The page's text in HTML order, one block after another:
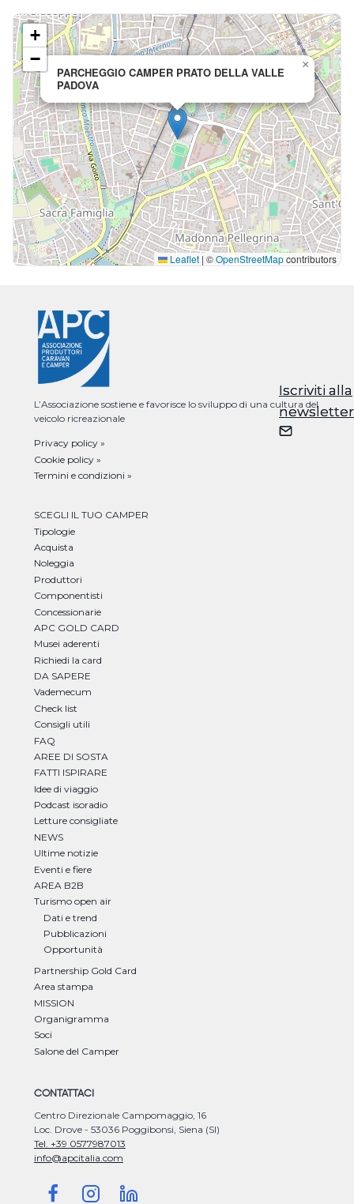
Iscriviti alla
newsletter
PARCHEGGIO CAMPER PRATO DELLA VALLE
PADOVA
×
+
−
Leaflet | ©OpenStreetMapcontributors
L’Associazione sostiene e favorisce lo sviluppo di una cultura del
veicolo ricreazionale
Privacy policy »
Cookie policy »
Termini e condizioni »
SCEGLI IL TUO CAMPER
Tipologie
Acquista
Noleggia
Produttori
Componentisti
Concessionarie
APC GOLD CARD
Musei aderenti
Richiedi la card
DA SAPERE
Vademecum
Check list
Consigli utili
FAQ
AREE DI SOSTA
FATTI ISPIRARE
Idee di viaggio
Podcast isoradio
Letture consigliate
NEWS
Ultime notizie
Eventi e fiere
AREA B2B
Turismo open air
Dati e trend
Pubblicazioni
Opportunità
Partnership Gold Card
Area stampa
MISSION
Organigramma
Soci
Salone del Camper
CONTATTACI
Centro Direzionale Campomaggio, 16
Loc. Drove - 53036 Poggibonsi, Siena (SI)
Tel. +39 0577987013
info@apcitalia.com
Iscriviti alla
newsletter